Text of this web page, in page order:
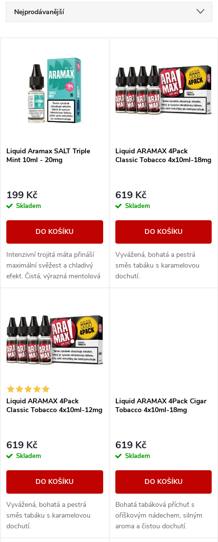
Ř
a
p
r
o
u
k
ů
Nejprodávanější
Nejdražší
Abecedně
s
p
r
o
d
u
k
t
ů
Liquid Aramax SALT Triple
Mint 10ml - 20mg
199 Kč
Skladem
DO KOŠÍKU
Intenzivní trojitá máta přináší
maximální svěžest a chladivý
efekt. Čistá, výrazná mentolová
chuť pro milovníky silného
Liquid ARAMAX 4Pack
Classic Tobacco 4x10ml-18mg
619 Kč
Skladem
DO KOŠÍKU
Vyvážená, bohatá a pestrá
směs tabáku s karamelovou
dochutí.
Liquid ARAMAX 4Pack
Classic Tobacco 4x10ml-12mg
619 Kč
Skladem
DO KOŠÍKU
Vyvážená, bohatá a pestrá
směs tabáku s karamelovou
dochutí.
Liquid ARAMAX 4Pack Cigar
Tobacco 4x10ml-18mg
619 Kč
Skladem
DO KOŠÍKU
Bohatá tabáková příchuť s
oříškovým nádechem, silným
aroma a čistou dochutí.